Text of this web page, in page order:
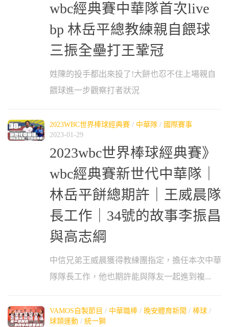
wbc經典賽中華隊首次live
bp 林岳平總教練親自餵球
三振全壘打王鞏冠
姓陳的投手都出來投了!大餅也忍不住上場親自
餵球進一步觀察打者狀況
2023WBC世界棒球經典賽 / 中華隊 / 國際賽事
2023-01-29
2023wbc世界棒球經典賽》
wbc經典賽新世代中華隊｜
林岳平餅總期許｜王威晨隊
長工作｜34號的故事李振昌
與高志綱
中信兄弟王威晨獲得教練團指定，擔任本次中華
隊隊長工作，他也期許能與隊友一起進到複...
VAMOS自製節目 / 中華職棒 / 晚安體育新聞 / 棒球 /
球類運動 / 統一獅